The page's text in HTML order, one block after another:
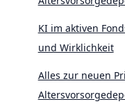
KI im aktiven
und Wirklichkeit
Alles zur neuen